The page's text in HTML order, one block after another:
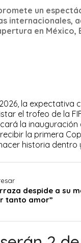
un
internacionales,
en México,
la expectativa
el trofeo de la
la inauguración
la primera
historia dentro
despide a su
tanto amor”